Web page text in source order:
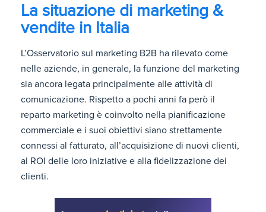
La situazione di marketing &
vendite in Italia
L’Osservatorio sul marketing B2B ha rilevato come
nelle aziende, in generale, la funzione del marketing
sia ancora legata principalmente alle attività di
comunicazione. Rispetto a pochi anni fa però il
reparto marketing è coinvolto nella pianificazione
commerciale e i suoi obiettivi siano strettamente
connessi al fatturato, all’acquisizione di nuovi clienti,
al ROI delle loro iniziative e alla fidelizzazione dei
clienti.